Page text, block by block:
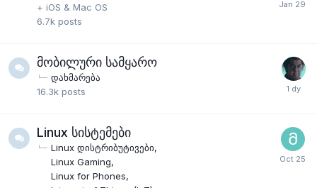
+ iOS & Mac OS
6.7k posts
მობილური სამყარო
დახმარება
16.3k posts
Linux სისტემები
Linux დისტრიბუტივები
Linux Gaming
Linux for Phones